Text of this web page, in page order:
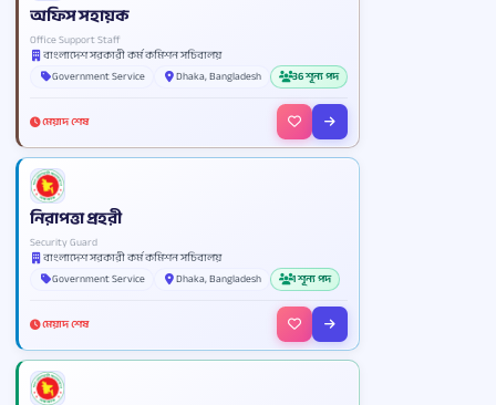
অফিস সহায়ক
Office Support Staff
বাংলাদেশ সরকারী কর্ম কমিশন সচিবালয়
Government Service
Dhaka, Bangladesh 36 শূন্য পদ
মেয়াদ শেষ
নিরাপত্তা প্রহরী
Security Guard
বাংলাদেশ সরকারী কর্ম কমিশন সচিবালয়
Government Service
Dhaka, Bangladesh 1 শূন্য পদ
মেয়াদ শেষ